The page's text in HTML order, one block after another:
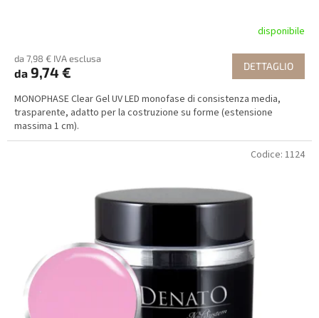
disponibile
da 7,98 € IVA esclusa
da 9,74 € DETTAGLIO
MONOPHASE Clear Gel UV LED monofase di consistenza media,
trasparente, adatto per la costruzione su forme (estensione
massima 1 cm).
Codice: 1124